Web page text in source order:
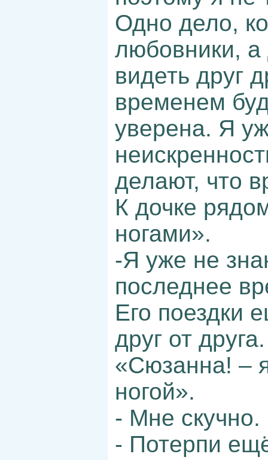
Одно дело,
любовники, а
видеть друг
временем
уверена. Я
делают, что
К дочке
ногами».
-Я уже не
последнее
Его поездки
друг от друга.
«Сюзанна! –
ногой».
- Мне скучно.
- Потерпи